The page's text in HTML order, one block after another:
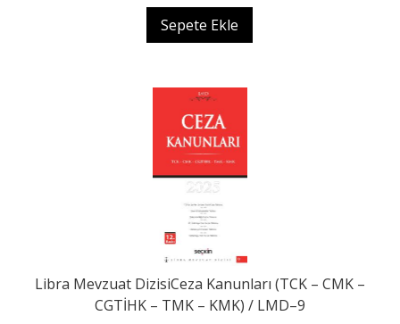
Sepete Ekle
Libra Mevzuat DizisiCeza Kanunları (TCK – CMK –
CGTİHK – TMK – KMK) / LMD–9